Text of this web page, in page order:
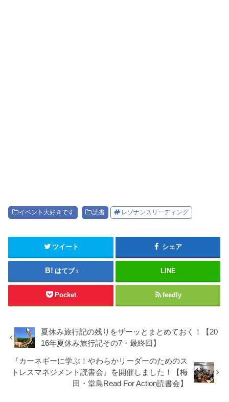
イベント大好きです 読書 レゾナンスリーディング
ツイート シェア
はてブ 1 LINE
Pocket feedly
夏休み旅行記の残りをザーッとまとめておく！【20
16年夏休み旅行記その7・最終回】
『カーネギーに学ぶ！やわらかリーダーのためのス
トレスマネジメント読書会』を開催しました！【梅
田・堂島Read For Action読書会】